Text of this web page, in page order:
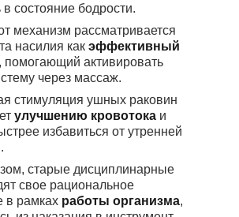
в состояние бодрости.
механизм рассматривается
насилия как эффективный
, помогающий активировать
через массаж.
стимуляция ушных раковин
улучшению кровотока и
избавиться от утренней
старые дисциплинарные
свое рациональное
в рамках работы организма,